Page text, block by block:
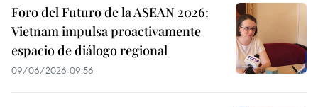
Foro del Futuro de la ASEAN 2026:
Vietnam impulsa proactivamente
espacio de diálogo regional
09/06/2026 09:56